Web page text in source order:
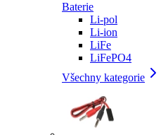
Baterie
Li-pol
Li-ion
LiFe
LiFePO4
Všechny kategorie